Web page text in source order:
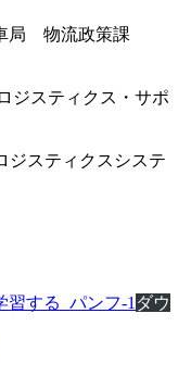
物流政策課
スティクス・サポ
ジスティクスシステ
習する_パンフ-1 ダウ